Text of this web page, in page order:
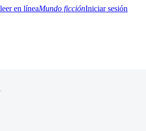
Mundo ficciónIniciar sesión